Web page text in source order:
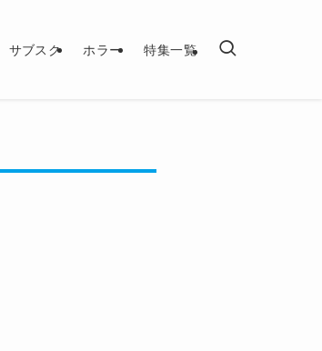
サブスク ホラー 特集一覧